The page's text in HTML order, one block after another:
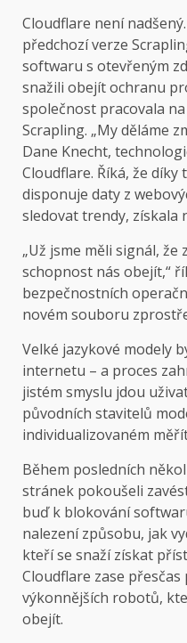
Cloudflare není
předchozí verze
softwaru s otevřeným
snažili obejít ochranu
společnost pracovala
Scrapling. „My děláme
Dane Knecht,
Cloudflare. Říká, že
disponuje daty z
sledovat trendy, získala
„Už jsme měli signál, že
schopnost nás obejít,“
bezpečnostních
novém souboru
Velké jazykové modely
internetu – a proces
jistém smyslu jdou
původních stavitelů
individualizovaném
Během posledních
stránek pokoušeli
buď k blokování
nalezení způsobu, jak
kteří se snaží získat
Cloudflare zase
výkonnějších robotů,
obejít.